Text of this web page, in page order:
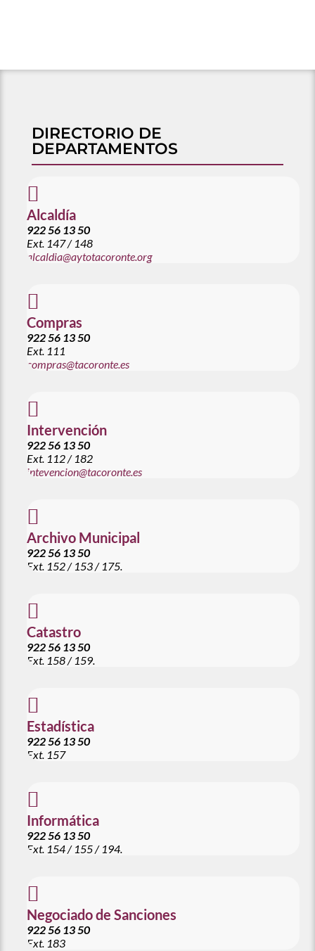
DIRECTORIO DE
DEPARTAMENTOS

Alcaldía
922 56 13 50
Ext. 147 / 148
alcaldia@aytotacoronte.org

Compras
922 56 13 50
Ext. 111
compras@tacoronte.es

Intervención
922 56 13 50
Ext. 112 / 182
intevencion@tacoronte.es

Archivo Municipal
922 56 13 50
Ext. 152 / 153 / 175.

Catastro
922 56 13 50
Ext. 158 / 159.

Estadística
922 56 13 50
Ext. 157

Informática
922 56 13 50
Ext. 154 / 155 / 194.

Negociado de Sanciones
922 56 13 50
Ext. 183